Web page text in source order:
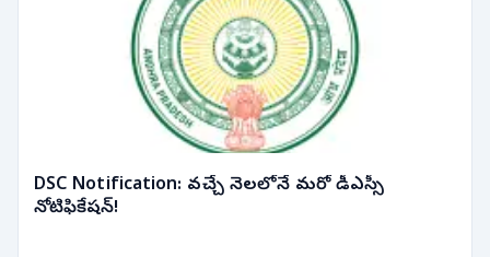
DSC Notification: వచ్చే నెలలోనే మరో డీఎస్సీ
నోటిఫికేషన్!